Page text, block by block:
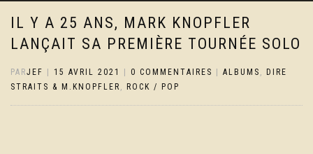
IL Y A 25 ANS, MARK KNOPFLER
LANÇAIT SA PREMIÈRE TOURNÉE SOLO
PARJEF 15 AVRIL 2021 0 COMMENTAIRES ALBUMS ,
DIRE
STRAITS & M.KNOPFLER , ROCK / POP